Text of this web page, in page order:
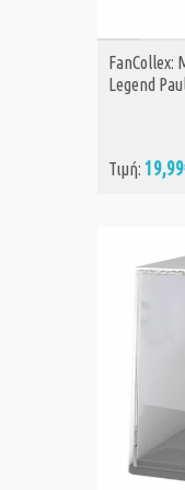
FanCollex:
Legend
Τιμή: